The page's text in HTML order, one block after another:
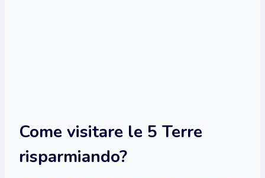
Come visitare le 5 Terre
risparmiando?